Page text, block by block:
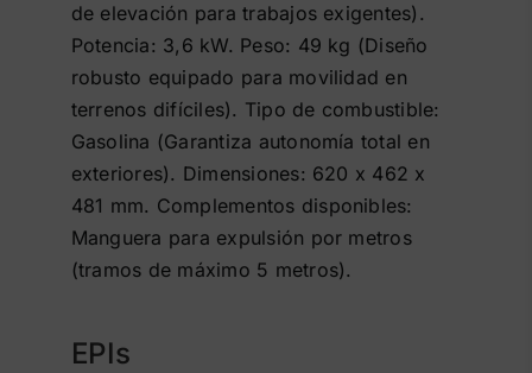
de elevación para trabajos exigentes).
Potencia: 3,6 kW. Peso: 49 kg (Diseño
robusto equipado para movilidad en
terrenos difíciles). Tipo de combustible:
Gasolina (Garantiza autonomía total en
exteriores). Dimensiones: 620 x 462 x
481 mm. Complementos disponibles:
Manguera para expulsión por metros
(tramos de máximo 5 metros).
EPIs